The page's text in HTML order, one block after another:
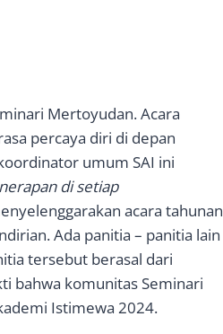
Mertoyudan. Acara
percaya diri di depan
umum SAI ini
di setiap
acara tahunan
Ada panitia – panitia lain
tersebut berasal dari
bahwa komunitas Seminari
Istimewa 2024.